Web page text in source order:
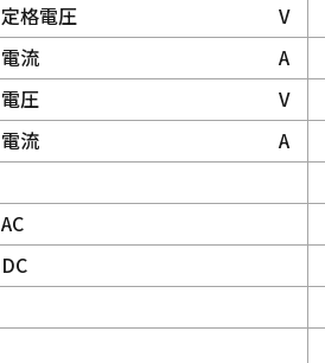
定格電圧
V
電流
A
電圧 V
電流
A
AC
DC